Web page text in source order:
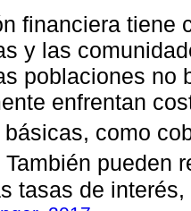
financiera tiene
y las
poblaciones no
enfrentan
como
También pueden
tasas de